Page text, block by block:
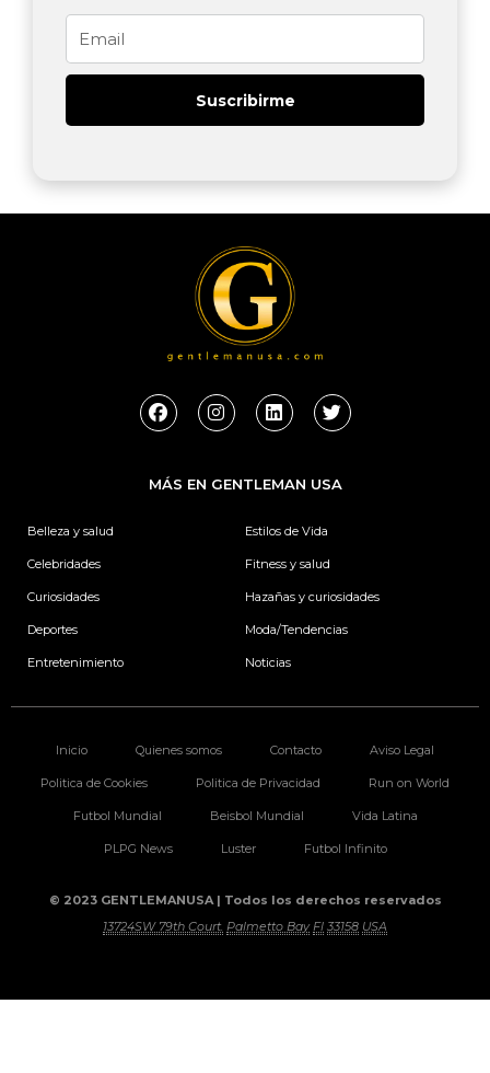
Suscribirme
F
a
c
b
o
I
n
s
a
g
L
i
n
e
d
n
T
w
i
t
e
MÁS EN GENTLEMAN USA
Belleza y salud
Celebridades
Curiosidades
Deportes
Entretenimiento
Estilos de Vida
Fitness y salud
Hazañas y curiosidades
Moda/Tendencias
Noticias
Inicio Quienes somos Contacto Aviso Legal
Politica de Cookies Politica de Privacidad Run on World
Futbol Mundial Beisbol Mundial Vida Latina
PLPG News Luster Futbol Infinito
© 2023 GENTLEMANUSA | Todos los derechos reservados
13724SW 79th Court. Palmetto Bay Fl 33158 USA